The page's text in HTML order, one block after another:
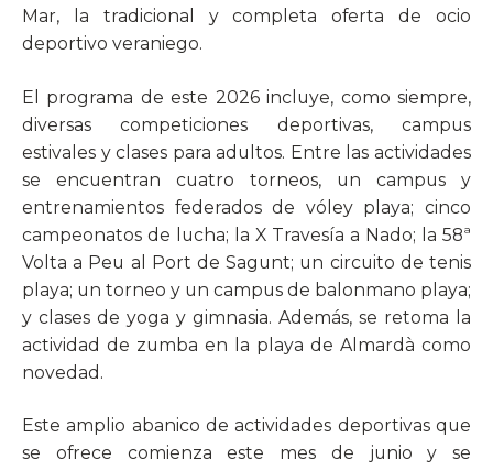
Mar, la tradicional y completa oferta de ocio
deportivo veraniego.
El programa de este 2026 incluye, como siempre,
diversas competiciones deportivas, campus
estivales y clases para adultos. Entre las actividades
se encuentran cuatro torneos, un campus y
entrenamientos federados de vóley playa; cinco
campeonatos de lucha; la X Travesía a Nado; la 58ª
Volta a Peu al Port de Sagunt; un circuito de tenis
playa; un torneo y un campus de balonmano playa;
y clases de yoga y gimnasia. Además, se retoma la
actividad de zumba en la playa de Almardà como
novedad.
Este amplio abanico de actividades deportivas que
se ofrece comienza este mes de junio y se